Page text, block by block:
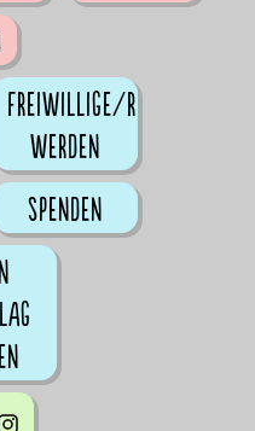
Freiwillige/r
werden
Spenden